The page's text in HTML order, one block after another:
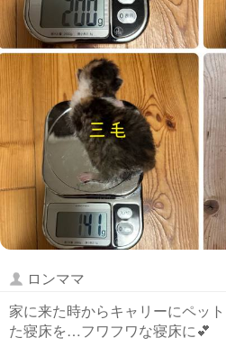
ロンママ
家に来た時からキャリーにペッ
た寝床を…フワフワな寝床に💕